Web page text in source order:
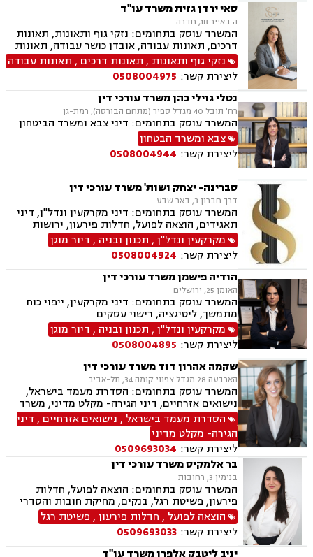
סאי ירדן גזית משרד עו"ד
ה באייר 18, חדרה
המשרד עוסק בתחומים: נזקי גוף ותאונות, תאונות
דרכים, תאונות עבודה, אובדן כושר עבודה, תאונות
תלמידים, תאונות ספורט, תאונות עקב רשלנות, צבא
ומשרד הביטחון, תביעות ביטוח ונזקי רכוש, ביטוח
סיעודי, פנסיה, הורות חד מינית, גישור
נזקי גוף ותאונות , תאונות דרכים , תאונות עבודה
ליצירת קשר: 0508004975
נטלי גוילי כהן משרד עורכי דין
רח' תובל 40 מגדל ספיר (מתחם הבורסה), רמת-גן
המשרד עוסק בתחומים: דיני צבא ומשרד הביטחון
צבא ומשרד הבטחון
ליצירת קשר: 0508004944
סברינה- יצחק ושות' משרד עורכי דין
דרך חברון 3, באר שבע
המשרד עוסק בתחומים: דיני מקרקעין ונדל"ן, דיני
תאגידים, הוצאה לפועל, חדלות פירעון, ירושות
וצוואת.
מקרקעין ונדל"ן, תכנון ובניה , דיור מוגן
ליצירת קשר: 0508004924
הודיה פישמן משרד עורכי דין
האומן 25, ירושלים
המשרד עוסק בתחומים: דיני מקרקעין, ייפוי כוח
מתמשך, ליטיגציה, רישוי עסקים
מקרקעין ונדל"ן, תכנון ובניה , דיור מוגן
ליצירת קשר: 0508004895
שקמה אהרון דוד משרד עורכי דין
הארבעה 28 מגדל צפוני קומה 34, תל-אביב
המשרד עוסק בתחומים: הסדרת מעמד בישראל,
נישואים אזרחיים, דיני הגירה- מקלט מדיני, משרד
הפנים, אזרחויות ואשרות, אשרות עבודה, דיני
עבודה, זכויות נשים בהריון, חוקתי מנהלי, מומחים
לדין הזר.
הסדרת מעמד בישראל , נישואים אזרחיים , דיני
הגירה- מקלט מדיני
ליצירת קשר: 0509693034
בר אלמקיס משרד עורכי דין
בנימין 3, רחובות
המשרד עוסק בתחומים: הוצאה לפועל, חדלות
פירעון, פשיטת רגל, בנקים, מחיקת חובות והסדרי
חוב, דיני משפחה, גישור במשפחה, ידועים בציבור,
הסכמי ממון, מזונות, משמורת, גירושין, חלוקת רכוש,
זמני שהות, ניכור הורי
הוצאה לפועל , חדלות פירעון, פשיטת רגל
ליצירת קשר: 0509693033
יניב ליטבק אלפרן משרד עו"ד